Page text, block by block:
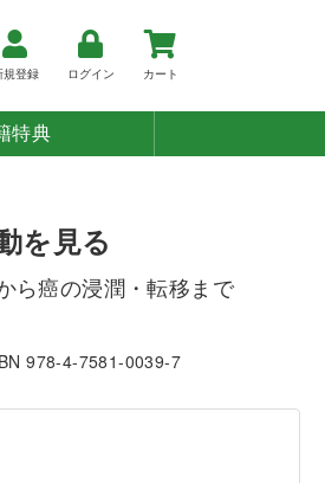
規登録 ログイン カート
特典
を見る
ら癌の浸潤・転移まで
978-4-7581-0039-7